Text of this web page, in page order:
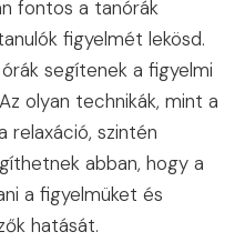
fontos a tanórák
figyelmét lekösd.
segítenek a figyelmi
olyan technikák, mint a
relaxáció, szintén
abban, hogy a
a figyelmüket és
hatását.